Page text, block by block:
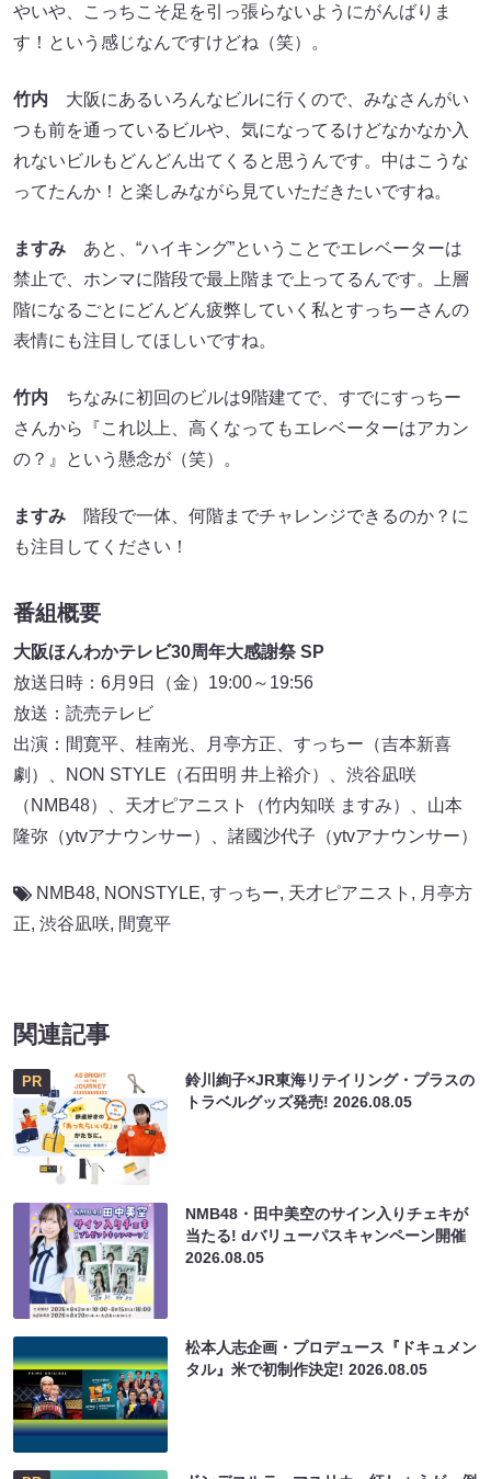
やいや、こっちこそ足を引っ張らないようにがんばりま
す！という感じなんですけどね（笑）。
竹内 大阪にあるいろんなビルに行くので、みなさんがい
つも前を通っているビルや、気になってるけどなかなか入
れないビルもどんどん出てくると思うんです。中はこうな
ってたんか！と楽しみながら見ていただきたいですね。
ますみ あと、“ハイキング”ということでエレベーターは
禁止で、ホンマに階段で最上階まで上ってるんです。上層
階になるごとにどんどん疲弊していく私とすっちーさんの
表情にも注目してほしいですね。
竹内 ちなみに初回のビルは9階建てで、すでにすっちー
さんから『これ以上、高くなってもエレベーターはアカン
の？』という懸念が（笑）。
ますみ 階段で一体、何階までチャレンジできるのか？に
も注目してください！
番組概要
大阪ほんわかテレビ30周年大感謝祭 SP
放送日時：6月9日（金）19:00～19:56
放送：読売テレビ
出演：間寛平、桂南光、月亭方正、すっちー（吉本新喜
劇）、NON STYLE（石田明 井上裕介）、渋谷凪咲
（NMB48）、天才ピアニスト（竹内知咲 ますみ）、山本
隆弥（ytvアナウンサー）、諸國沙代子（ytvアナウンサー）
NMB48, NONSTYLE, すっちー, 天才ピアニスト , 月亭方
正, 渋谷凪咲, 間寛平
関連記事
PR
鈴川絢子×JR東海リテイリング・プラスの
トラベルグッズ発売!2026.08.05
NMB48・田中美空のサイン入りチェキが
当たる! dバリューパスキャンペーン開催
2026.08.05
松本人志企画・プロデュース『ドキュメン
タル』米で初制作決定!2026.08.05